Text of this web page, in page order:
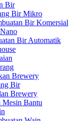
Bir
Bir Mikro
Bir Komersial
Bir Automatik
Brewery
Bir
Brewery
Mesin Bantu